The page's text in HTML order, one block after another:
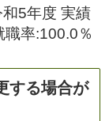
度 実績
:100.0％
する場合が